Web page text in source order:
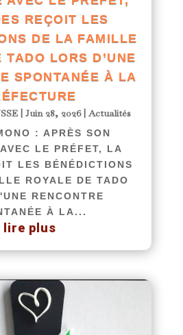
REÇOIT LES
DE LA FAMILLE
TADO LORS D’UNE
SPONTANÉE À LA
| Juin 28, 2026|Actualités
: APRÈS SON
LE PRÉFET, LA
LES BÉNÉDICTIONS
ROYALE DE TADO
RENCONTRE
À LA...
lire plus